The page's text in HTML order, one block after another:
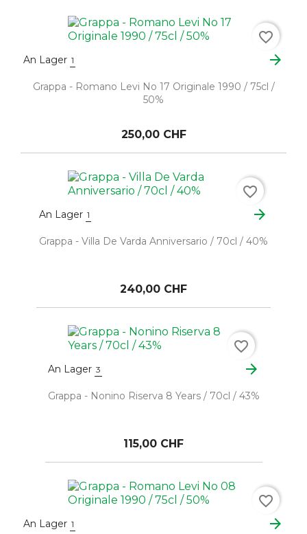
An Lager 1 arrow_forward
Grappa - Romano Levi No 17 Originale 1990 / 75cl /
50%
250,00 CHF
favorite_border
An Lager 1 arrow_forward
Grappa - Villa De Varda Anniversario / 70cl / 40%
240,00 CHF
favorite_border
An Lager 3 arrow_forward
Grappa - Nonino Riserva 8 Years / 70cl / 43%
115,00 CHF
favorite_border
An Lager 1 arrow_forward
favorite_border